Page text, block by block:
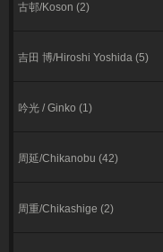
古邨/Koson (2)
吉田 博/Hiroshi Yoshida (5)
吟光 / Ginko (1)
周延/Chikanobu (42)
周重/Chikashige (2)